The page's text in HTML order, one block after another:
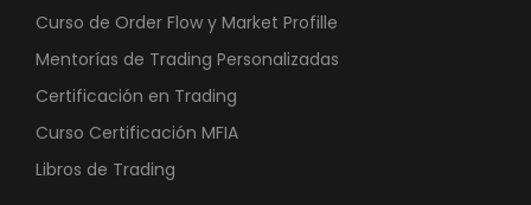
Curso de Order Flow y Market Profille
Mentorías de Trading Personalizadas
Certificación en Trading
Curso Certificación MFIA
Libros de Trading